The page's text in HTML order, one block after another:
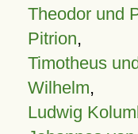
Theodor und
Pitrion,
Timotheus
Wilhelm,
Ludwig